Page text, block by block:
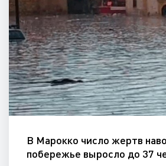
В Марокко число жертв
побережье выросло до 37